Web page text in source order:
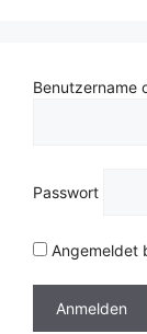
Benutzername
Passwort
Angemeldet